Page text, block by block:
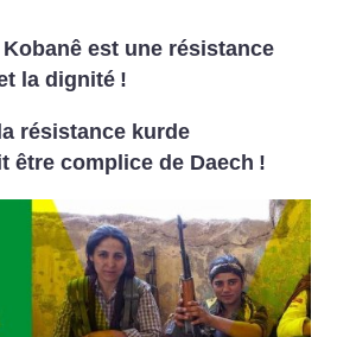
est une résistance
la dignité !
résistance kurde
être complice de Daech !